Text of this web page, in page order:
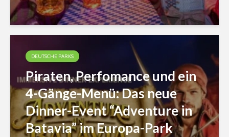
DEUTSCHE PARKS
Piraten, Perfomance und ein
4-Gänge-Menü: Das neue
Dinner-Event “Adventure in
Batavia” im Europa-Park